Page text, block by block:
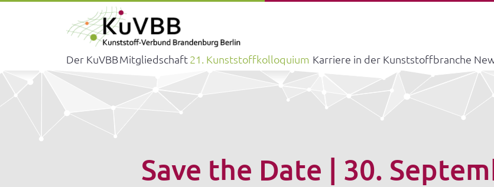
Der KuVBBMitgliedschaft21. Kunststoffkolloquium Karriere in der Kunststoffbranche
Save the Date | 30.